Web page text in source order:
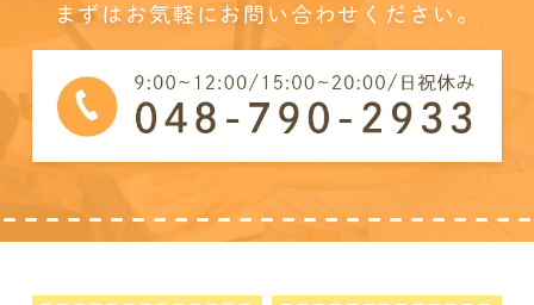
まずはお気軽にお問い合わせください。